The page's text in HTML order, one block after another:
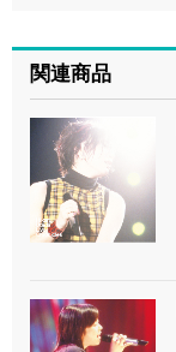
関連商品